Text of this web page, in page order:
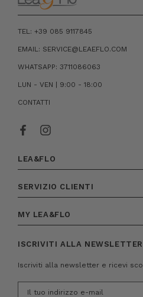
TEL: +39 085 9117845
EMAIL: SERVICE@LEAEFLO.COM
WHATSAPP: 3711086063
LUN - VEN | 9:00 - 18:00
CONTATTI
LEA&FLO
SERVIZIO CLIENTI
MY LEA&FLO
ISCRIVITI ALLA NEWSLETTER
Iscriviti alla newsletter e ricevi